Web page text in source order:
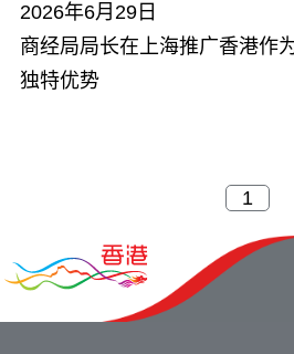
2026年6月29日
商经局局长在上海推广香港作
独特优势